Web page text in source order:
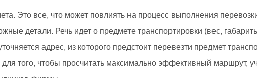
Это все, что может повлиять на процесс выполнения
детали. Речь идет о предмете транспортировки (вес,
адрес, из которого предстоит перевезти предмет
того, чтобы просчитать максимально эффективный маршрут,